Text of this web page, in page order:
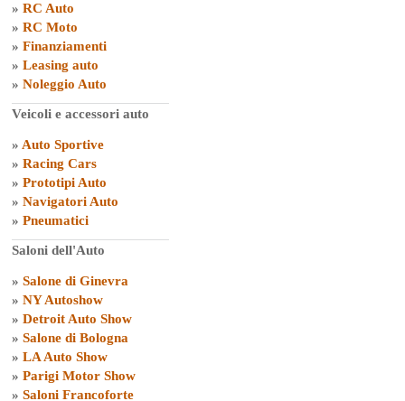
» RC Auto
» RC Moto
» Finanziamenti
» Leasing auto
» Noleggio Auto
Veicoli e accessori auto
» Auto Sportive
» Racing Cars
» Prototipi Auto
» Navigatori Auto
» Pneumatici
Saloni dell'Auto
» Salone di Ginevra
» NY Autoshow
» Detroit Auto Show
» Salone di Bologna
» LA Auto Show
» Parigi Motor Show
» Saloni Francoforte